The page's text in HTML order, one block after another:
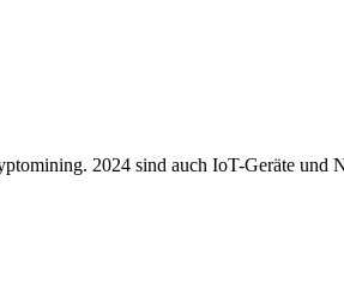
2024 sind auch IoT-Geräte und